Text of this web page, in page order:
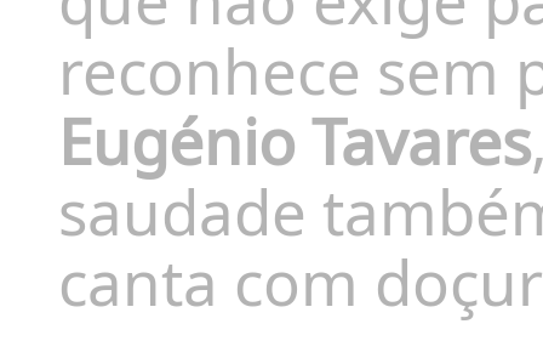
reconhece sem
Eugénio Tavares
saudade
canta com